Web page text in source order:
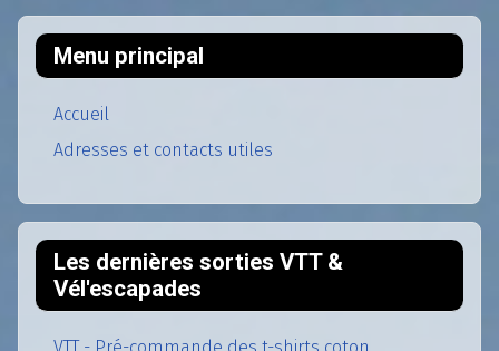
Menu principal
Accueil
Adresses et contacts utiles
Les dernières sorties VTT &
Vél'escapades